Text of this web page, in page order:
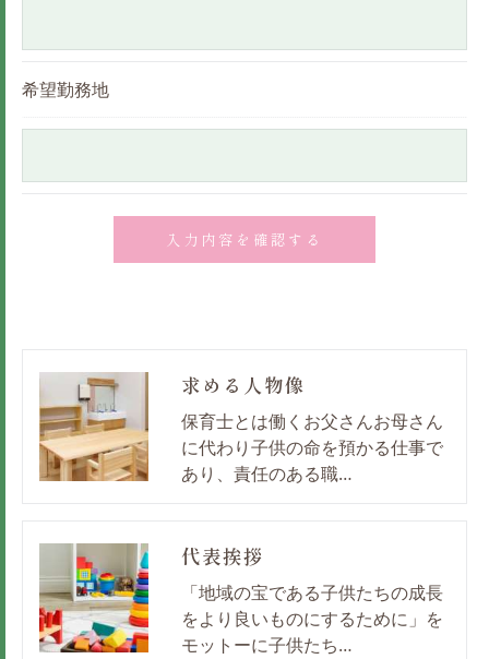
希望勤務地
求める人物像
保育士とは働くお父さんお母さん
に代わり子供の命を預かる仕事で
あり、責任のある職…
代表挨拶
「地域の宝である子供たちの成長
をより良いものにするために」を
モットーに子供たち…